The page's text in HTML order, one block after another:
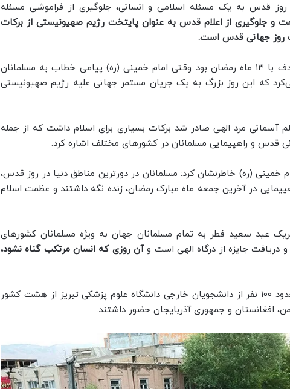
قدس به یک مسئله اسلامی و انسانی، جلوگیری از فراموشی مسئله
و جلوگیری از اعلام قدس به عنوان پایتخت رژیم صهیونیستی از برکات
روز جهانی قدس است.
وی افزود: در مرداد سال ۱۳۵۸ که مصادف با ۱۳ ماه رمضان بود وقتی امام خمینی (ره) پیامی خطاب به مسلمانان
که این روز بزرگ به یک جریان مستمر جهانی علیه رژیم صهیونیستی
آسمانی مرد الهی صادر شد برکات بسیاری برای اسلام داشت که از جمله
قدس و راهپیمایی مسلمانان در کشور‌های مختلف اشاره کرد.
خمینی (ره) خاطرنشان کرد: مسلمانان در دورترین مناطق دنیا در روز قدس،
در آخرین جمعه ماه مبارک رمضان، زنده نگه داشتند و عظمت اسلام
عید سعید فطر به تمام مسلمانان جهان به ویژه مسلمانان کشور‌های
دریافت جایزه از درگاه الهی است وآن روزی که انسان مرتکب گناه نشود،
در نماز باشکوه عید سعید فطر تبریز حدود ۱۰۰ نفر از دانشجویان خارجی دانشگاه علوم پزشکی تبریز از هشت کشور
افغانستان و جمهوری آذربایجان حضور داشتند.